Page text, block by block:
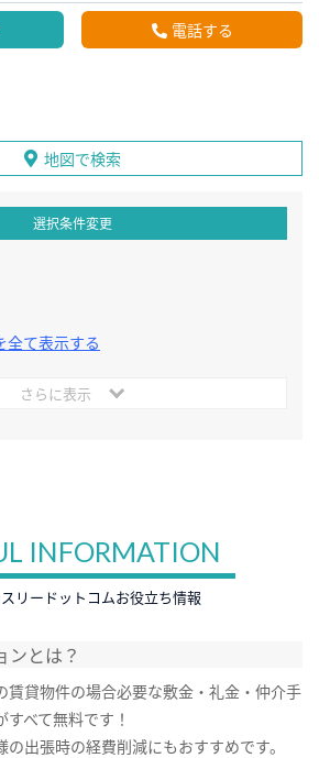
電話する
地図で検索
選択条件変更
全て表示する
さらに表示
INFORMATION
リードットコムお役立ち情報
ンとは？
賃貸物件の場合必要な敷金・礼金・仲介手
すべて無料です！
の出張時の経費削減にもおすすめです。